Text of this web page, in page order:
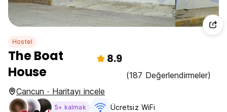
Hostel
The Boat
House
8.9
(187 Değerlendirmeler)
Cancun · Haritayı incele
5+ kalmak Ücretsiz WiFi